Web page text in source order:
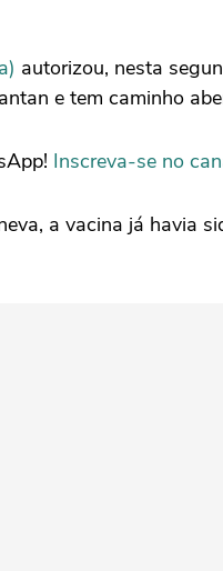
autorizou, nesta
e tem caminho
Inscreva-se no
a vacina já havia